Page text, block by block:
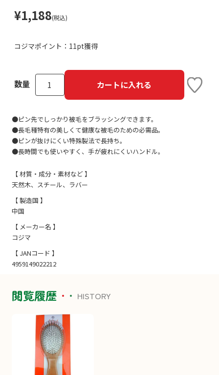
¥1,188(税込)
コジマポイント： 11pt獲得
数量 カートに入れる
●ピン先でしっかり被毛をブラッシングできます。
●長毛種特有の美しくて健康な被毛のための必需品。
●ピンが抜けにくい特殊製法で長持ち。
●長時間でも使いやすく、手が疲れにくいハンドル。
【 材質・成分・素材など 】
天然木、スチール、ラバー
【 製造国 】
中国
【 メーカー名 】
コジマ
【 JANコード 】
4959149022212
閲覧履歴 HISTORY